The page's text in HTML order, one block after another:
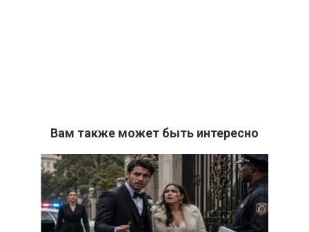
Вам также может быть интересно